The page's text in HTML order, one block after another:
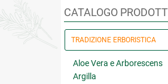
CATALOGO
TRADIZIONE ERBORISTICA
Aloe Vera e Arborescens
Argilla